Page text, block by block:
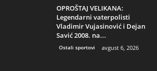
OPROŠTAJ VELIKANA:
Legendarni vaterpolisti
Vladimir Vujasinović i Dejan
Savić 2008. na...
Ostali sportovi avgust 6, 2026